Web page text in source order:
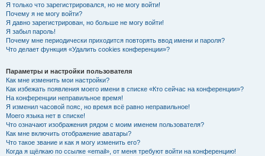
Я только что зарегистрировался, но не могу войти!
Почему я не могу войти?
Я давно зарегистрирован, но больше не могу войти!
Я забыл пароль!
Почему мне периодически приходится повторять ввод имени и пароля?
Что делает функция «Удалить cookies конференции»?
Параметры и настройки пользователя
Как мне изменить мои настройки?
Как избежать появления моего имени в списке «Кто сейчас на конференции»?
На конференции неправильное время!
Я изменил часовой пояс, но время всё равно неправильное!
Моего языка нет в списке!
Что означают изображения рядом с моим именем пользователя?
Как мне включить отображение аватары?
Что такое звание и как я могу изменить его?
Когда я щёлкаю по ссылке «email», от меня требуют войти на конференцию!